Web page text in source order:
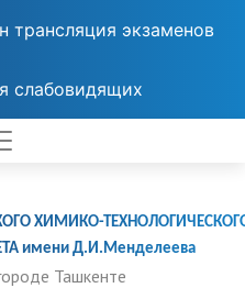
трансляция экзаменов
слабовидящих
ХИМИКО-
имени Д.И.Менделеева
Ташкенте